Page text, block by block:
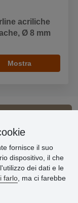
acriliche
Ø 8 mm
Mostra
fornisce il suo
dispositivo, il che
dei dati e le
farlo , ma ci farebbe